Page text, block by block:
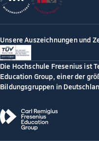
Unsere Auszeichnungen und
Die Hochschule Fresenius ist
Education Group, einer der
Bildungsgruppen in